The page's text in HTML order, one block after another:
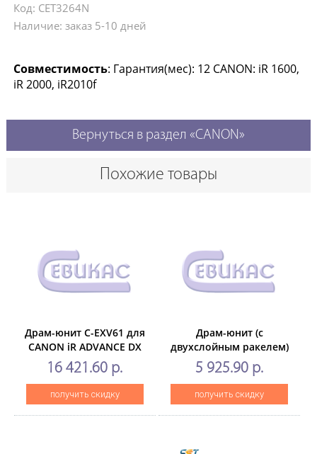
Код: CET3264N
Наличие: заказ 5-10 дней
Совместимость: Гарантия(мес): 12 CANON: iR 1600,
iR 2000, iR2010f
Вернуться в раздел «CANON»
Похожие товары
Драм-юнит C-EXV61 для
CANON iR ADVANCE DX
6860i/6870i(CET),
CET471081
16 421.60 р.
получить скидку
Драм-юнит (c
двухслойным ракелем)
C-EXV32/33/38/39
дляCANON
iR2520/2525/2530, iR
ADVANCE 4225/4235
(CET),125000 стр.,
5 925.90 р.
получить скидку